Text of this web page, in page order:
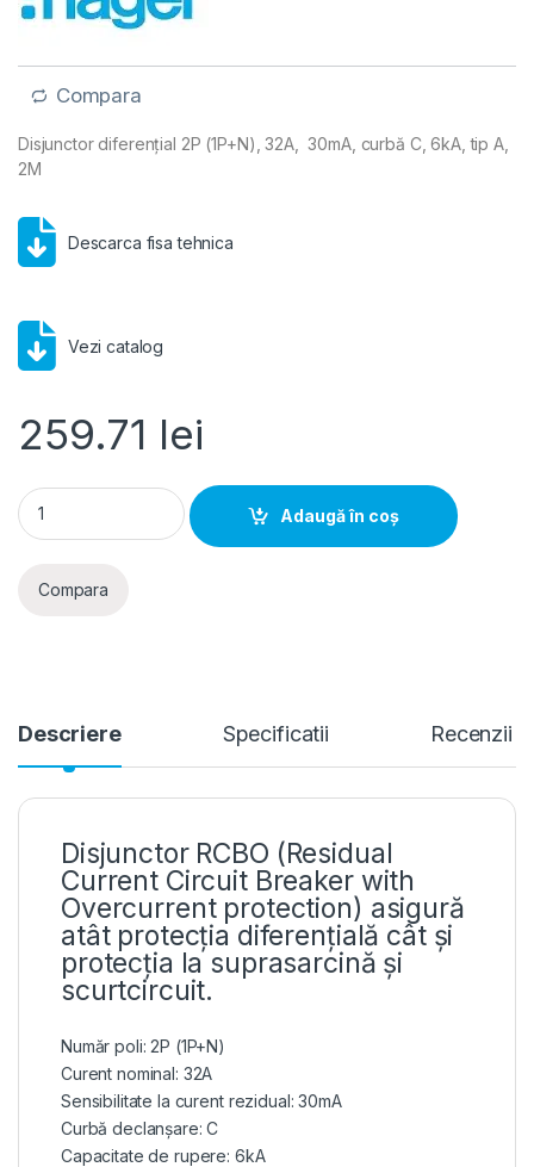
Compara
Disjunctor diferențial 2P (1P+N), 32A, 30mA, curbă C, 6kA, tip A,
2M
Descarca fisa tehnica
Vezi catalog
259.71 lei
Hager RCBO- Disjunctor diferential 2P (1P+N), 32A, 30mA,
Adaugă în coș
Compara
Descriere Specificatii Recenzii
Disjunctor RCBO (Residual
Current Circuit Breaker with
Overcurrent protection) asigură
atât protecția diferențială cât și
protecția la suprasarcină și
scurtcircuit.
Număr poli: 2P (1P+N)
Curent nominal: 32A
Sensibilitate la curent rezidual: 30mA
Curbă declanșare: C
Capacitate de rupere: 6kA